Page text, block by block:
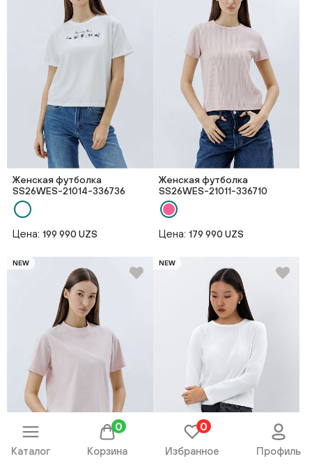
Женская футболка
SS26WES-21014-336736
Цена: 199 990 UZS
Женская футболка
SS26WES-21011-336710
Цена: 179 990 UZS
NEW NEW
Каталог Корзина
0
Избранное
0
Профиль